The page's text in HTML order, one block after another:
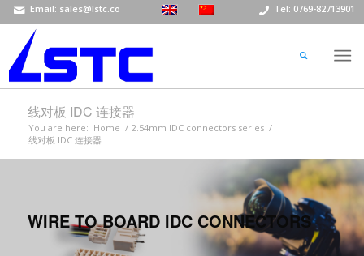
Email: sales@lstc.co Tel: 0769-82713901
线对板 IDC 连接器
You are here: Home / 2.54mm IDC connectors series /
线对板 IDC 连接器
WIRE TO BOARD IDC CONNECTORS